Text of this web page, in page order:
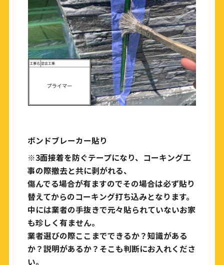
ボンドブレーカー貼り
※3面接着を防ぐテープになり、コーキング工
事の際撤去と共に剥がれる、
傷んでる場合が有ますのでその場合は必ず貼り
替えてからのコーキング打ち込みとなります。
中には業者の手抜きで元々貼られていないお家
も珍しく有ません。
業者選びの際ここまでできるか？知識がある
か？説明があるか？そこも判断にお入れくださ
い。